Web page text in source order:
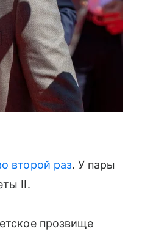
второй раз. У пары
II.
прозвище